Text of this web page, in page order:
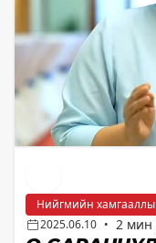
Нийгмийн
2025.06.10 • 2 мин